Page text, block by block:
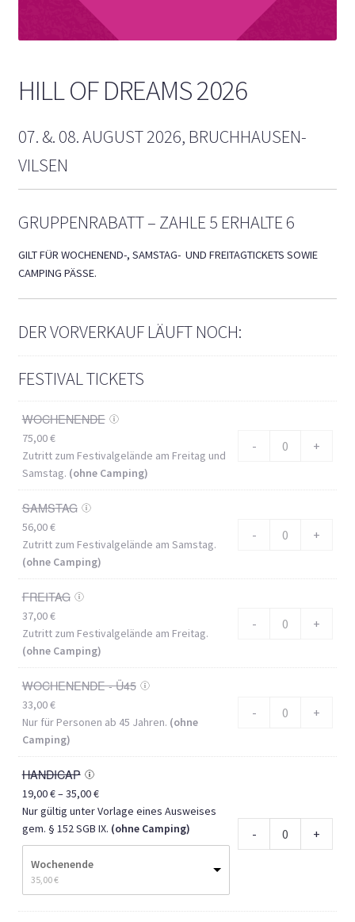
HILL OF DREAMS 2026
07. &. 08. AUGUST 2026, BRUCHHAUSEN-
VILSEN
GRUPPENRABATT – ZAHLE 5 ERHALTE 6
GILT FÜR WOCHENEND-, SAMSTAG- UND FREITAGTICKETS SOWIE
CAMPING PÄSSE.
DER VORVERKAUF LÄUFT NOCH:
FESTIVAL TICKETS
WOCHENENDE
75,00€
Zutritt zum Festivalgelände am Freitag und
Samstag. (ohne Camping)
- +
SAMSTAG
56,00€
Zutritt zum Festivalgelände am Samstag.
(ohne Camping)
- +
FREITAG
37,00€
Zutritt zum Festivalgelände am Freitag.
(ohne Camping)
- +
WOCHENENDE - Ü45
33,00€
Nur für Personen ab 45 Jahren. (ohne
Camping)
- +
HANDICAP
19,00€–35,00€Preisspanne:
19,00 €
bis
35,00 €
Nur gültig unter Vorlage eines Ausweises
gem. § 152 SGB IX. (ohne Camping)
Wochenende
35,00€
- +